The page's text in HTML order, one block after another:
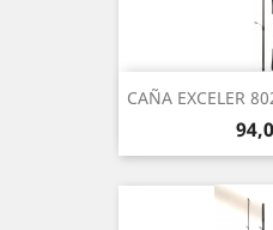
CAÑA EXCELER